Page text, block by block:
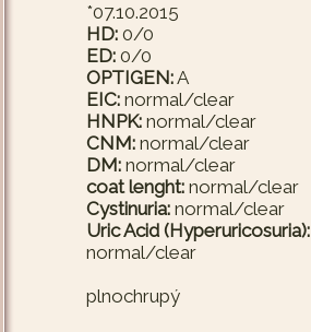
*07.10.2015
HD: 0/0
ED: 0/0
OPTIGEN:A
EIC: normal/clear
HNPK: normal/clear
CNM: normal/clear
DM: normal/clear
coat lenght: normal/clear
Cystinuria: normal/clear
Uric Acid (Hyperuricosuria):
normal/clear
plnochrupý